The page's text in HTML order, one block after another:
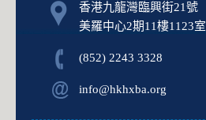
香港九龍灣臨興街21號
美羅中心2期11樓1123室
(852) 2243 3328
info@hkhxba.org